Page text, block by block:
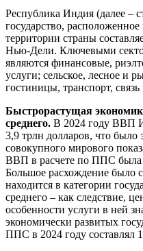
Республика Индия (далее –
государство,
территории страны
Нью-Дели. Ключевыми
являются финансовые,
услуги; сельское, лесное и
гостиницы, транспорт,
Быстрорастущая
среднего. В 2024 году ВВП
3,9 трлн долларов, что было
совокупного мирового
ВВП в расчете по ППС была
Большое расхождение было
находится в категории
среднего – как следствие,
особенности услуги в ней
экономически развитых
ППС в 2024 году составлял